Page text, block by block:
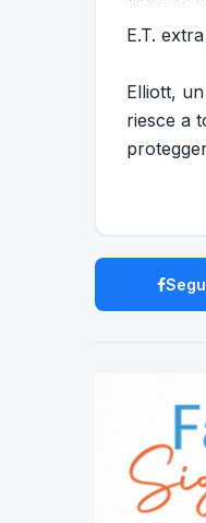
E.T.
Elliott,
riesce a